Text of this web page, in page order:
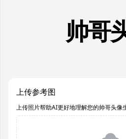
帅哥
上传参考图
上传照片帮助AI更好地理解您的帅哥头像